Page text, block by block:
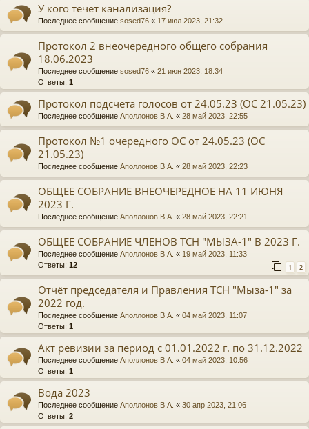
У кого течёт канализация?
Последнее сообщение sosed76 « 17 июл 2023, 21:32
Протокол 2 внеочередного общего собрания
18.06.2023
Последнее сообщение sosed76 « 21 июн 2023, 18:34
Ответы: 1
Протокол подсчёта голосов от 24.05.23 (ОС 21.05.23)
Последнее сообщение Аполлонов В.А. « 28 май 2023, 22:55
Протокол №1 очередного ОС от 24.05.23 (ОС
21.05.23)
Последнее сообщение Аполлонов В.А. « 28 май 2023, 22:23
ОБЩЕЕ СОБРАНИЕ ВНЕОЧЕРЕДНОЕ НА 11 ИЮНЯ
2023 Г.
Последнее сообщение Аполлонов В.А. « 28 май 2023, 22:21
ОБЩЕЕ СОБРАНИЕ ЧЛЕНОВ ТСН "МЫЗА-1" В 2023 Г.
Последнее сообщение Аполлонов В.А. « 19 май 2023, 11:33
Ответы: 12 1 2
Отчёт председателя и Правления ТСН "Мыза-1" за
2022 год.
Последнее сообщение Аполлонов В.А. « 04 май 2023, 11:07
Ответы: 1
Акт ревизии за период с 01.01.2022 г. по 31.12.2022
Последнее сообщение Аполлонов В.А. « 04 май 2023, 10:56
Ответы: 1
Вода 2023
Последнее сообщение Аполлонов В.А. « 30 апр 2023, 21:06
Ответы: 2